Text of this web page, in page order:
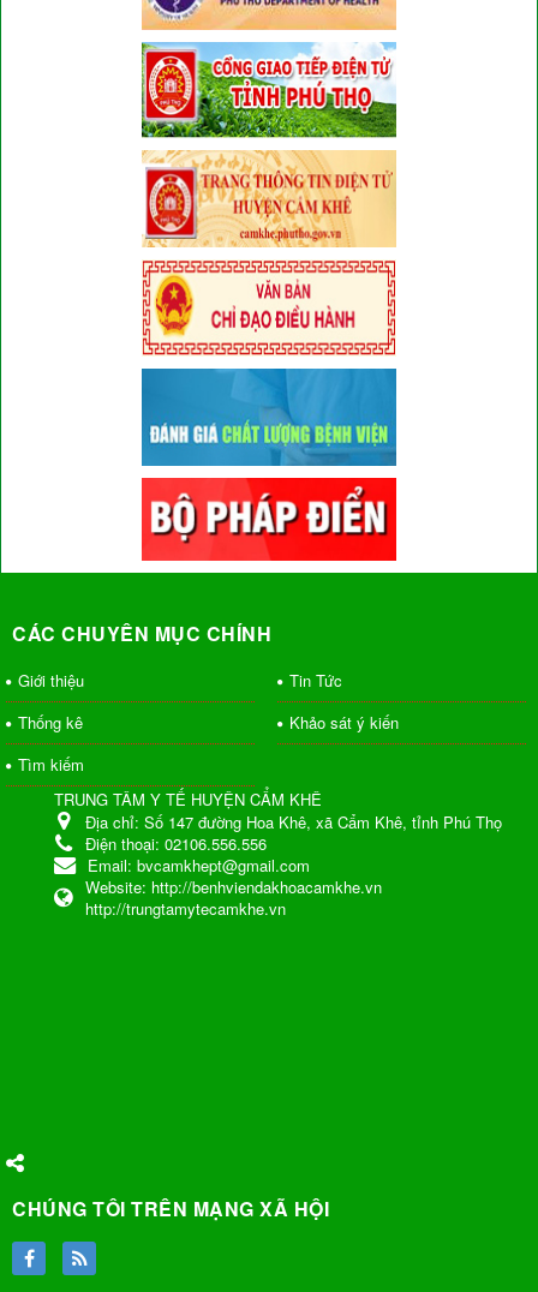
CÁC CHUYÊN MỤC CHÍNH
Giới thiệu
Tin Tức
Thống kê
Khảo sát ý kiến
Tìm kiếm
TRUNG TÂM Y TẾ HUYỆN CẨM KHÊ
Địa chỉ: Số 147 đường Hoa Khê, xã Cẩm Khê, tỉnh Phú Thọ
Điện thoại: 02106.556.556
Email: bvcamkhept@gmail.com
Website: http://benhviendakhoacamkhe.vn
http://trungtamytecamkhe.vn
CHÚNG TÔI TRÊN MẠNG XÃ HỘI